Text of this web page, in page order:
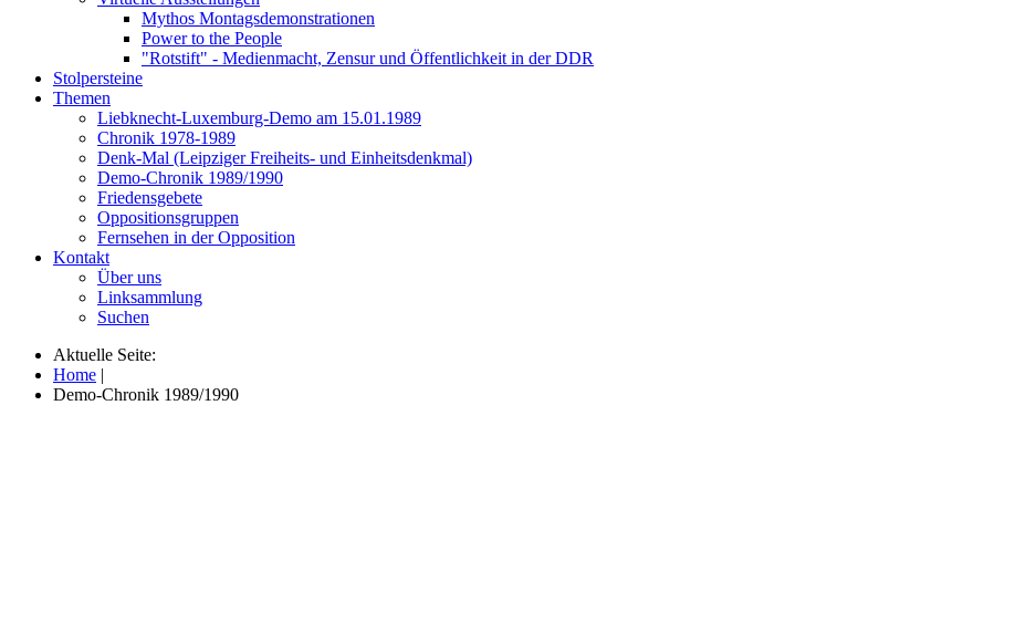
Mythos Montagsdemonstrationen
Power to the People
"Rotstift" - Medienmacht, Zensur und Öffentlichkeit in der DDR
Stolpersteine
Themen
Liebknecht-Luxemburg-Demo am 15.01.1989
Chronik 1978-1989
Denk-Mal (Leipziger Freiheits- und Einheitsdenkmal)
Demo-Chronik 1989/1990
Friedensgebete
Oppositionsgruppen
Fernsehen in der Opposition
Kontakt
Über uns
Linksammlung
Suchen
Aktuelle Seite:
Home |
Demo-Chronik 1989/1990